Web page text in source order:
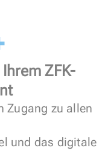
ZFK-
Zugang zu allen
und das digitale